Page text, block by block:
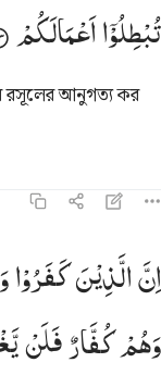
تُبْطِلُوْۤااَعْمَالَكُمْ
রসূলের আনুগত্য কর
ان الذين كفروا وصدوا
إِنَّ ٱلَّذِينَ كَفَرُوا۟
اِنَّالَّذِیْنَكَفَرُوْا
وَهُمْكُفَّارٌفَلَنْ